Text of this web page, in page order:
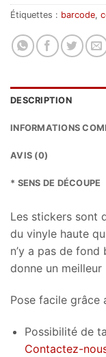
Étiquettes : barcode,
DESCRIPTION
INFORMATIONS
AVIS (0)
* SENS DE DÉCOUPE
Les stickers sont
du vinyle haute
n’y a pas de
donne un meilleur
Pose facile grâce
Possibilité de
Contactez-